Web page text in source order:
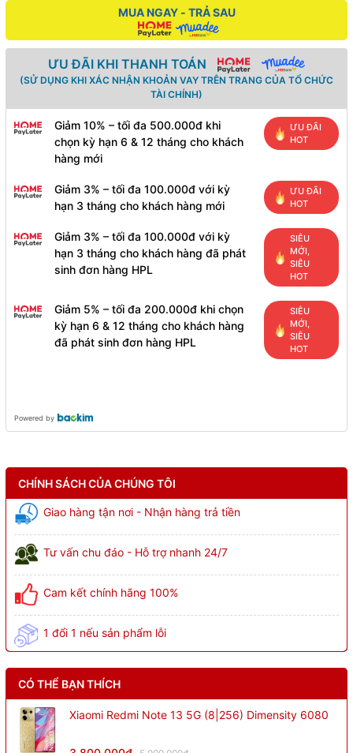
MUA NGAY - TRẢ SAU
ƯU ĐÃI KHI THANH TOÁN
(SỬ DỤNG KHI XÁC NHẬN KHOẢN VAY TRÊN TRANG CỦA TỔ CHỨC
TÀI CHÍNH)
Giảm 10% – tối đa 500.000đ khi
chọn kỳ hạn 6 & 12 tháng cho khách
hàng mới
ƯU ĐÃI
HOT
Giảm 3% – tối đa 100.000đ với kỳ
hạn 3 tháng cho khách hàng mới
ƯU ĐÃI
HOT
Giảm 3% – tối đa 100.000đ với kỳ
hạn 3 tháng cho khách hàng đã phát
sinh đơn hàng HPL
SIÊU
MỚI,
SIÊU
HOT
Giảm 5% – tối đa 200.000đ khi chọn
kỳ hạn 6 & 12 tháng cho khách hàng
đã phát sinh đơn hàng HPL
SIÊU
MỚI,
SIÊU
HOT
Powered by
CHÍNH SÁCH CỦA CHÚNG TÔI
Giao hàng tận nơi - Nhận hàng trả tiền
Tư vấn chu đáo - Hỗ trợ nhanh 24/7
Cam kết chính hãng 100%
1 đổi 1 nếu sản phẩm lỗi
CÓ THỂ BẠN THÍCH
Xiaomi Redmi Note 13 5G (8|256) Dimensity 6080